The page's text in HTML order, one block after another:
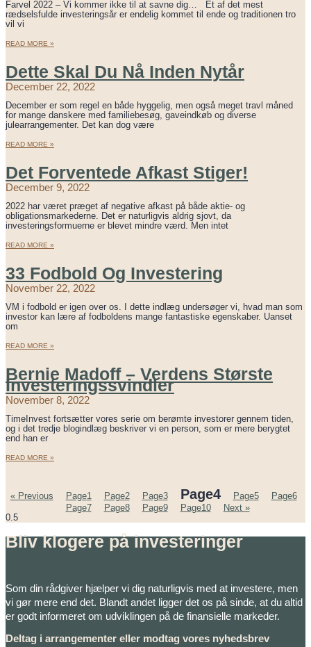
Farvel 2022 – Vi kommer ikke til at savne dig… Et af det mest
rædselsfulde investeringsår er endelig kommet til ende og traditionen tro
vil vi
READ MORE »
Dette Skal Du Nå Inden Nytår
December 22, 2022
December er som regel en både hyggelig, men også meget travl måned
for mange danskere med familiebesøg, gaveindkøb og diverse
julearrangementer. Det kan dog være
READ MORE »
Det Forventede Afkast Stiger!
December 9, 2022
2022 har været præget af negative afkast på både aktie- og
obligationsmarkederne. Det er naturligvis aldrig sjovt, da
investeringsformuerne er blevet mindre værd. Men intet
READ MORE »
33 Fodbold Og Investering
November 22, 2022
VM i fodbold er igen over os. I dette indlæg undersøger vi, hvad man som
investor kan lære af fodboldens mange fantastiske egenskaber. Uanset
om
READ MORE »
Bernie Madoff – Verdens Største
Investeringssvindler
November 8, 2022
TimeInvest fortsætter vores serie om berømte investorer gennem tiden,
og i det tredje blogindlæg beskriver vi en person, som er mere berygtet
end han er
READ MORE »
« Previous Page1 Page2 Page3 Page4 Page5 Page6
Page7 Page8 Page9 Page10 Next »
Bliv klogere på investeringer
Som din rådgiver hjælper vi dig naturligvis med at investere, men
vi gør mere end det. Blandt andet ligger det os på sinde, at du altid
er godt informeret om udviklingen på de finansielle markeder.
Deltag i arrangementer eller modtag vores nyhedsbrev